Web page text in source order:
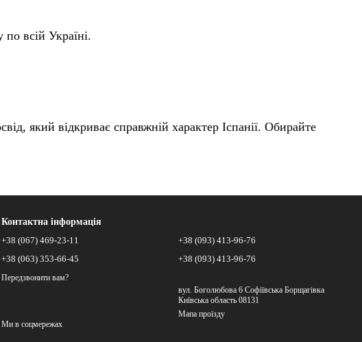
всій Україні.
який відкриває справжній характер Іспанії. Обирайте
Контактна інформація
+38 (067) 469-23-11
+38 (063) 353-66-45
Передзвонити вам?
+38 (093) 413-96-76
+38 (093) 413-96-76
вул. Боголюбова 6 Софіївська Борщагівка
Київська область 08131
Мапа проїзду
Ми в соцмережах